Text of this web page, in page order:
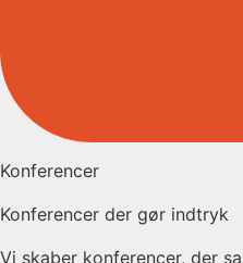
Konferencer
Konferencer der gør indtryk
Vi skaber konferencer, der